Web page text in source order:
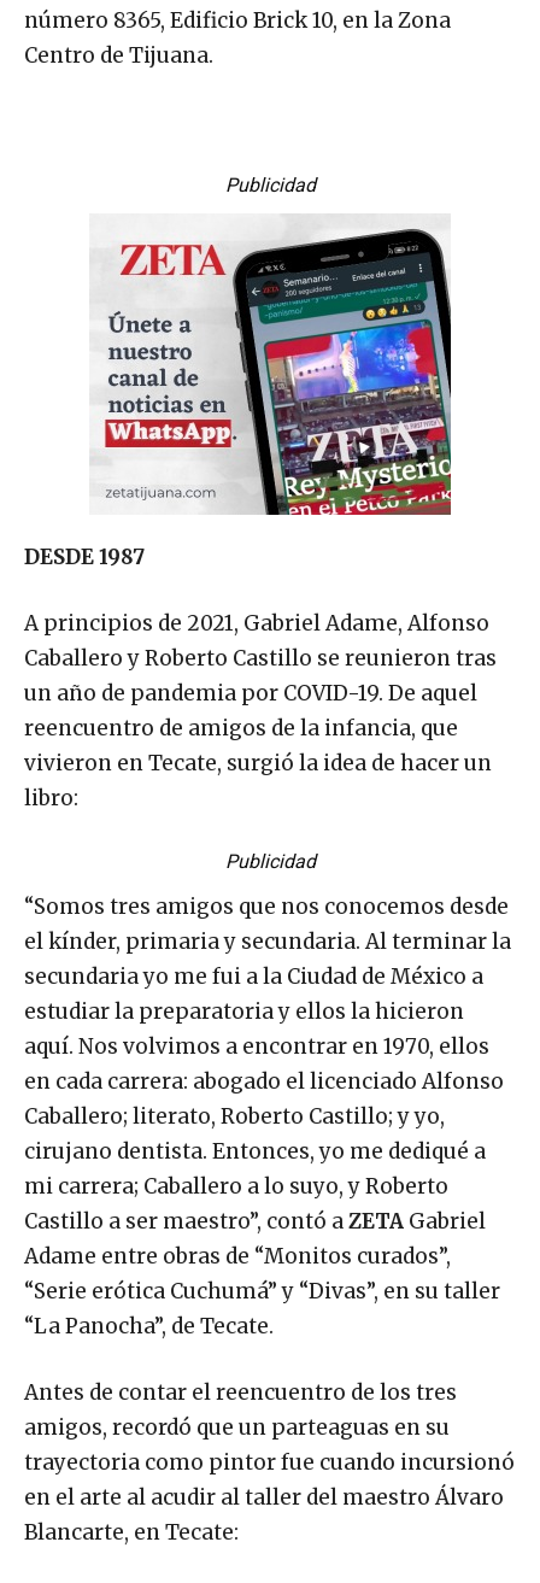
número 8365, Edificio Brick 10, en la Zona
Centro de Tijuana.
Publicidad
DESDE 1987
A principios de 2021, Gabriel Adame, Alfonso
Caballero y Roberto Castillo se reunieron tras
un año de pandemia por COVID-19. De aquel
reencuentro de amigos de la infancia, que
vivieron en Tecate, surgió la idea de hacer un
libro:
Publicidad
“Somos tres amigos que nos conocemos desde
el kínder, primaria y secundaria. Al terminar la
secundaria yo me fui a la Ciudad de México a
estudiar la preparatoria y ellos la hicieron
aquí. Nos volvimos a encontrar en 1970, ellos
en cada carrera: abogado el licenciado Alfonso
Caballero; literato, Roberto Castillo; y yo,
cirujano dentista. Entonces, yo me dediqué a
mi carrera; Caballero a lo suyo, y Roberto
Castillo a ser maestro”, contó aZETA Gabriel
Adame entre obras de “Monitos curados”,
“Serie erótica Cuchumá” y “Divas”, en su taller
“La Panocha”, de Tecate.
Antes de contar el reencuentro de los tres
amigos, recordó que un parteaguas en su
trayectoria como pintor fue cuando incursionó
en el arte al acudir al taller del maestro Álvaro
Blancarte, en Tecate: